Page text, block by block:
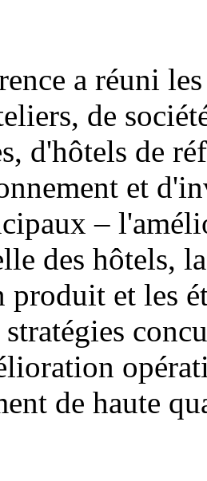
a réuni
de
d'hôtels de
et
–
des hôtels,
et les
de haute